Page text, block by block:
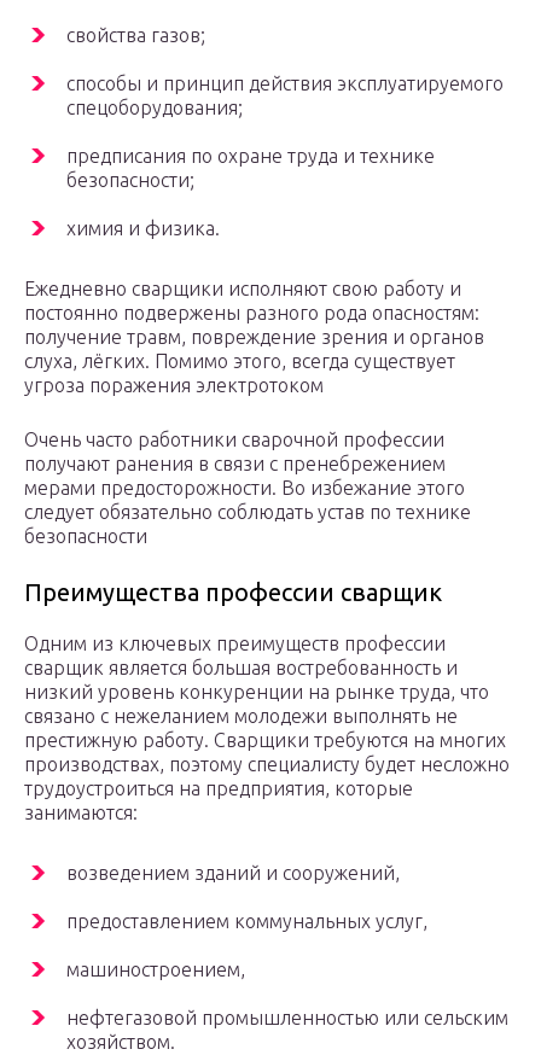
свойства газов;
способы и принцип действия эксплуатируемого
спецоборудования;
предписания по охране труда и технике
безопасности;
химия и физика.
Ежедневно сварщики исполняют свою работу и
постоянно подвержены разного рода опасностям:
получение травм, повреждение зрения и органов
слуха, лёгких. Помимо этого, всегда существует
угроза поражения электротоком
Очень часто работники сварочной профессии
получают ранения в связи с пренебрежением
мерами предосторожности. Во избежание этого
следует обязательно соблюдать устав по технике
безопасности
Преимущества профессии сварщик
Одним из ключевых преимуществ профессии
сварщик является большая востребованность и
низкий уровень конкуренции на рынке труда, что
связано с нежеланием молодежи выполнять не
престижную работу. Сварщики требуются на многих
производствах, поэтому специалисту будет несложно
трудоустроиться на предприятия, которые
занимаются:
возведением зданий и сооружений,
предоставлением коммунальных услуг,
машиностроением,
нефтегазовой промышленностью или сельским
хозяйством.